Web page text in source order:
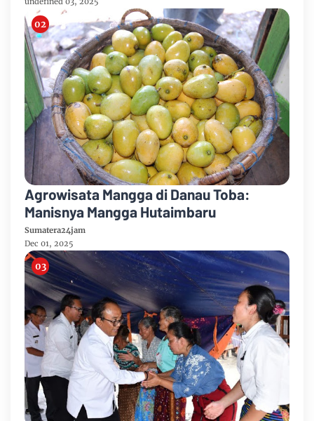
Agrowisata Mangga di Danau Toba:
Manisnya Mangga Hutaimbaru
Sumatera24jam
Dec 01, 2025